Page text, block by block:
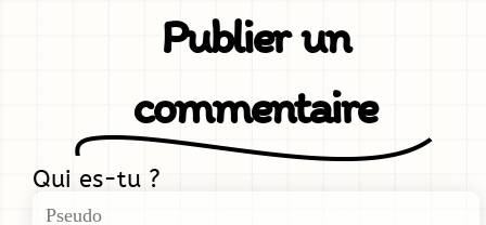
Publier un
commentaire
Qui es-tu ?